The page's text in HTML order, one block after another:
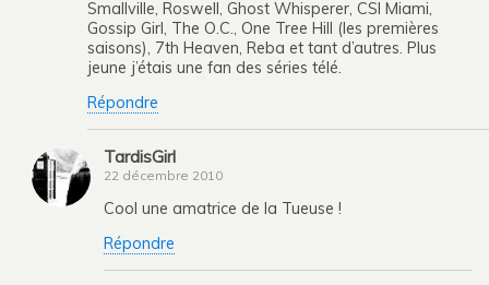
Smallville, Roswell, Ghost Whisperer, CSI Miami,
Gossip Girl, The O.C., One Tree Hill (les premières
saisons), 7th Heaven, Reba et tant d’autres. Plus
jeune j’étais une fan des séries télé.
Répondre
TardisGirl
22 décembre 2010
Cool une amatrice de la Tueuse !
Répondre